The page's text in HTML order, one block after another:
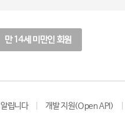
만 14세 미만인 회원
알립니다 개발 지원(Open API)